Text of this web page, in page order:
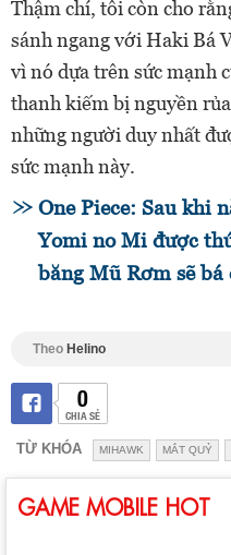
Thậm chí, tôi còn cho
sánh ngang với Haki Bá
vì nó dựa trên sức mạnh
thanh kiếm bị nguyền
những người duy nhất
sức mạnh này.
One Piece: Sau khi
Yomi no Mi được
băng Mũ Rơm sẽ bá
Theo Helino
0
CHIA SẺ
TỪ KHÓA MIHAWK MẮT QUỶ
GAME MOBILE HOT